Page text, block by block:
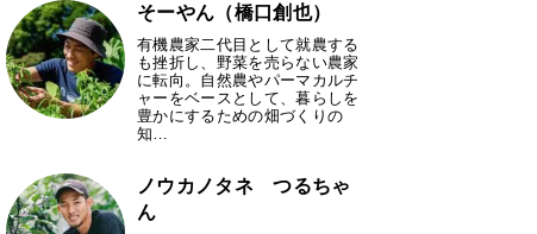
そーやん（橋口創也）
有機農家二代目として就農する
も挫折し、野菜を売らない農家
に転向。自然農やパーマカルチ
ャーをベースとして、暮らしを
豊かにするための畑づくりの
知…
ノウカノタネ つるちゃ
ん